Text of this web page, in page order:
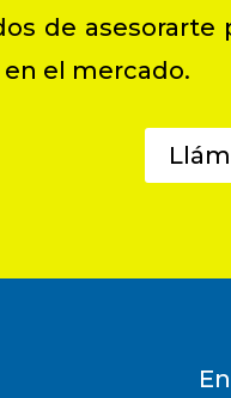
de
el mercado.